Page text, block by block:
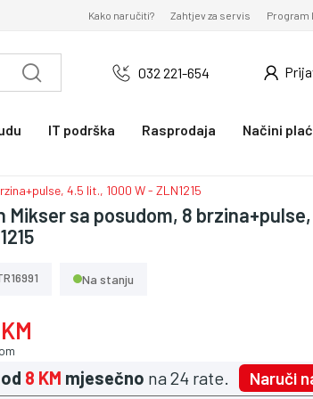
Kako naručiti? Zahtjev za servis Program
032 221-654
IT podrška Rasprodaja Načini
4.5 lit., 1000 W - ZLN1215
Mikser sa posudom, 8 brzina+pulse,
Na stanju
8 KM mjesečno na 24 rate. Naruči